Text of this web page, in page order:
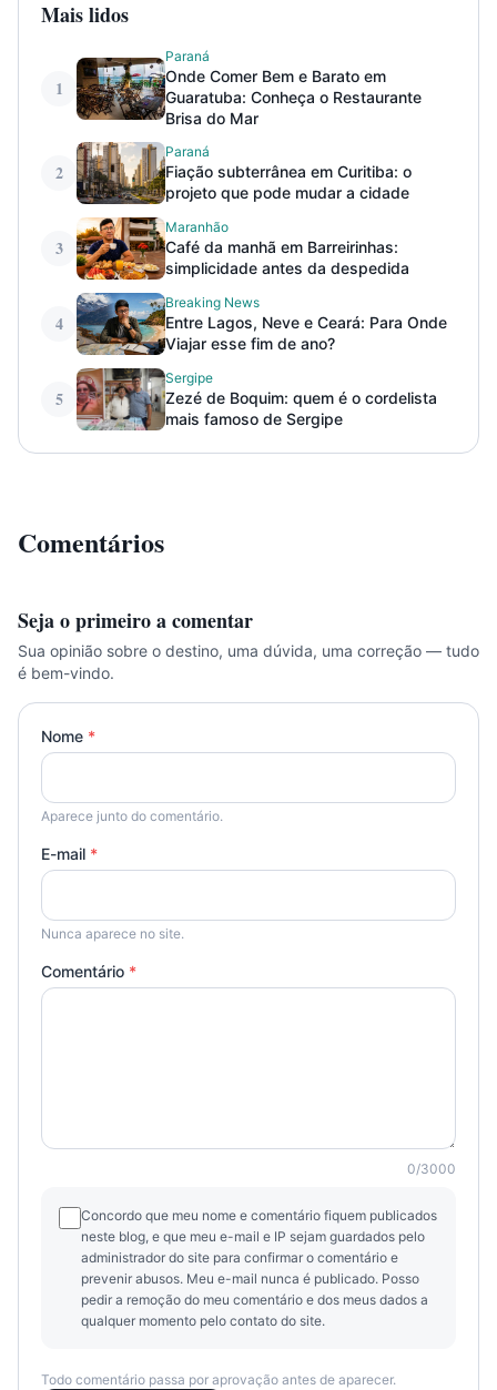
Mais lidos
1
Paraná
Onde Comer Bem e Barato em
Guaratuba: Conheça o Restaurante
Brisa do Mar
2
Paraná
Fiação subterrânea em Curitiba: o
projeto que pode mudar a cidade
3
Maranhão
Café da manhã em Barreirinhas:
simplicidade antes da despedida
4
Breaking News
Entre Lagos, Neve e Ceará: Para Onde
Viajar esse fim de ano?
5
Sergipe
Zezé de Boquim: quem é o cordelista
mais famoso de Sergipe
Comentários
Seja o primeiro a comentar
Sua opinião sobre o destino, uma dúvida, uma correção — tudo
é bem-vindo.
Nome *
Aparece junto do comentário.
E-mail *
Nunca aparece no site.
Comentário *
0/3000
Concordo que meu nome e comentário fiquem publicados
neste blog, e que meu e-mail e IP sejam guardados pelo
administrador do site para confirmar o comentário e
prevenir abusos. Meu e-mail nunca é publicado. Posso
pedir a remoção do meu comentário e dos meus dados a
qualquer momento pelo contato do site.
Todo comentário passa por aprovação antes de aparecer.